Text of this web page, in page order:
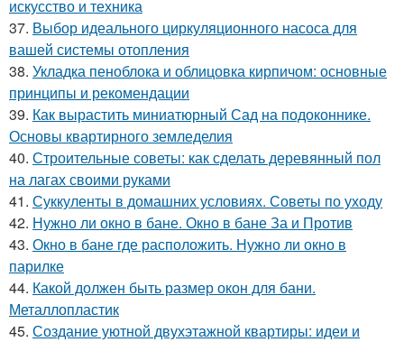
искусство и техника
37. Выбор идеального циркуляционного насоса для
вашей системы отопления
38. Укладка пеноблока и облицовка кирпичом: основные
принципы и рекомендации
39. Как вырастить миниатюрный Сад на подоконнике.
Основы квартирного земледелия
40. Строительные советы: как сделать деревянный пол
на лагах своими руками
41. Суккуленты в домашних условиях. Советы по уходу
42. Нужно ли окно в бане. Окно в бане За и Против
43. Окно в бане где расположить. Нужно ли окно в
парилке
44. Какой должен быть размер окон для бани.
Металлопластик
45. Создание уютной двухэтажной квартиры: идеи и